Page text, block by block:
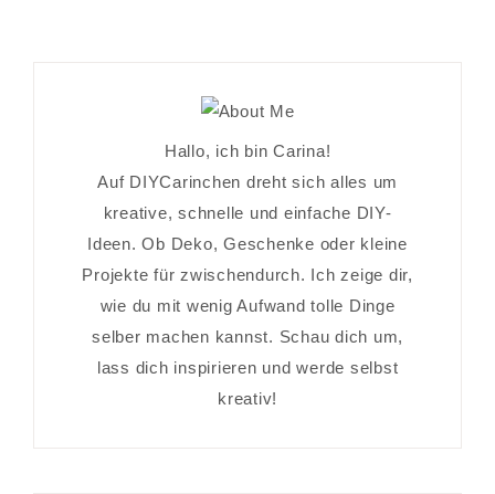
Hallo, ich bin Carina!
Auf DIYCarinchen dreht sich alles um
kreative, schnelle und einfache DIY-
Ideen. Ob Deko, Geschenke oder kleine
Projekte für zwischendurch. Ich zeige dir,
wie du mit wenig Aufwand tolle Dinge
selber machen kannst. Schau dich um,
lass dich inspirieren und werde selbst
kreativ!